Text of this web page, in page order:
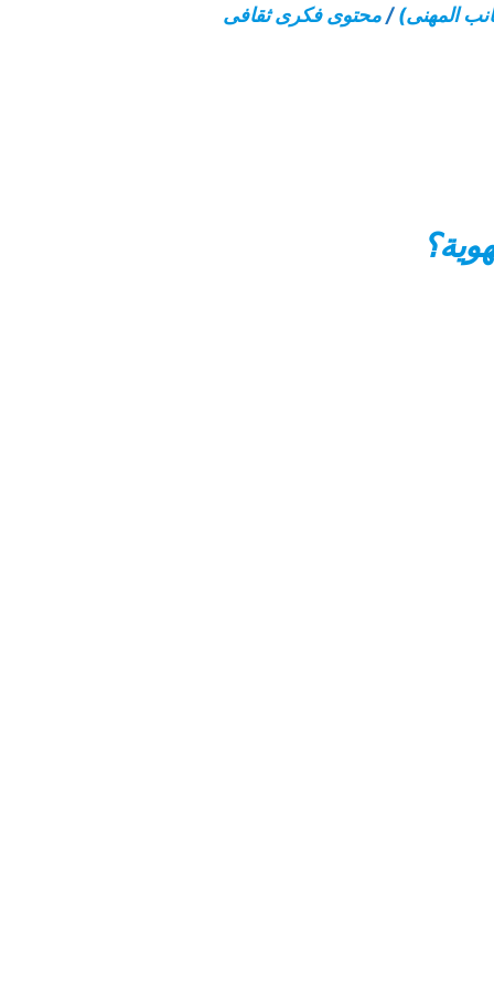
المهنى)/محتوى فكرى ثقافى